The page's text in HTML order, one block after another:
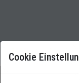
Cookie